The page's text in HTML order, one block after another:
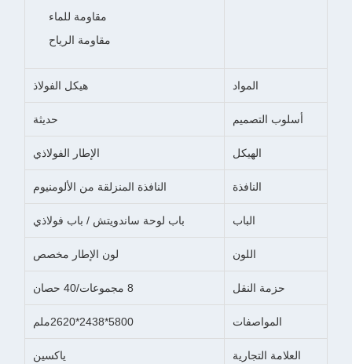
مقاومة للماء
مقاومة الرياح
المواد هيكل الفولاذ
أسلوب التصميم حديثة
الهيكل الإطار الفولاذي
النافذة النافذة المنزلقة من الألومنيوم
الباب باب لوحة ساندويتش / باب فولاذي
اللون لون الإطار مخصص
حزمة النقل
المواصفات 5800*2438*2620ملم
العلامة التجارية ياكسين